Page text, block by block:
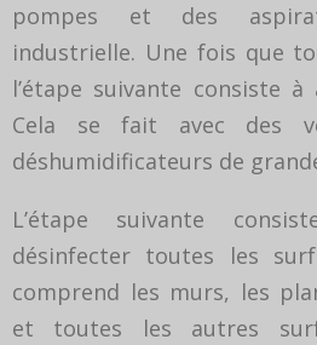
pompes et des
industrielle. Une fois que
l’étape suivante consiste à
Cela se fait avec des
déshumidificateurs de
L’étape suivante
désinfecter toutes les
comprend les murs, les
et toutes les autres